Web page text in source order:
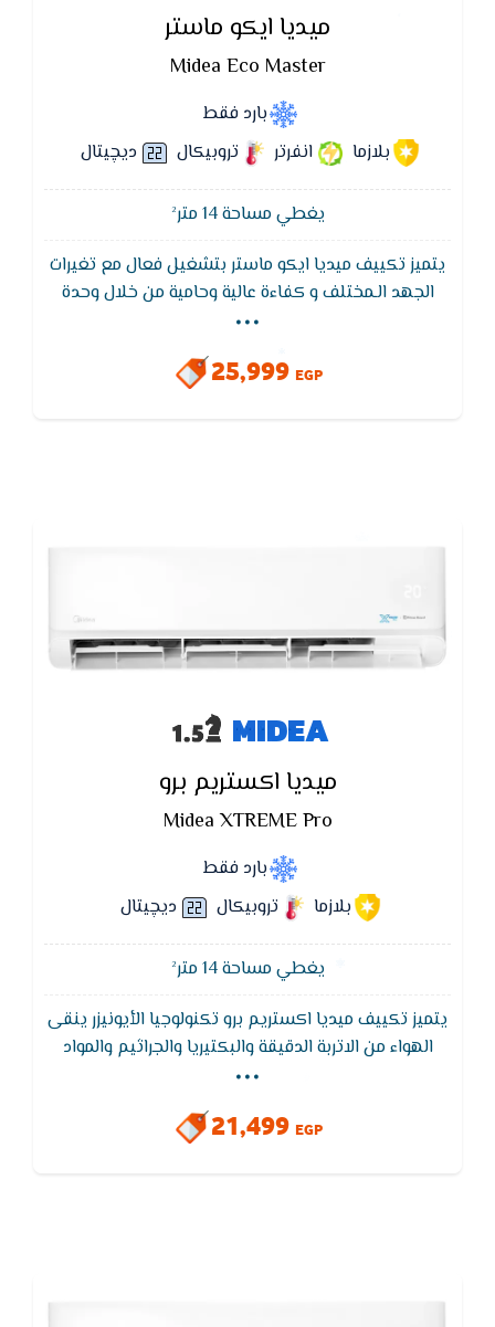
ميديا ايكو ماستر
Midea Eco Master
بارد فقط
بلازما
انفرتر تروبيكال ديچيتال
يغطي مساحة 14 متر²
يتميز تكييف ميديا ايكو ماستر بتشغيل فعال مع تغيرات
الجهد الـمختلف و كفاءة عالية وحامية من خلال وحدة
التحكم الكهربائية الرئيسية الذكية التي تعمل على
تحسين الأداء بفضل قدرتها على تحمل تغيرات الجهد من
١٦٥ فولت إلى ٢٦٥ فولت.
...
25,999 EGP
MIDEA
ميديا اكستريم برو
Midea XTREME Pro
بارد فقط
بلازما
تروبيكال ديچيتال
يغطي مساحة 14 متر²
يتميز تكييف ميديا اكستريم برو تكنولوجيا الأيونيزر ينقى
الهواء من الاتربة الدقيقة والبكتيريا والجراثيم والمواد
المسببة للحساسية. - يزيل دخان السجائر وأي أدخنة أخرى
والروائح الغير مستحبة. - يقضى على الملوثات العضوية
والكيميائية الضارة. - يخفف التعب والحساسية وآلالام
...
21,499 EGP